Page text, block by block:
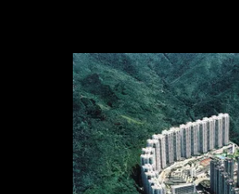
M+藏品
进一步筛选